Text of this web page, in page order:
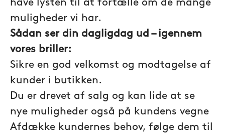
have lysten til at fortælle om de mange
muligheder vi har.
Sådan ser din dagligdag ud – igennem
vores briller:
Sikre en god velkomst og modtagelse af
kunder i butikken.
Du er drevet af salg og kan lide at se
nye muligheder også på kundens vegne
Afdække kundernes behov, følge dem til